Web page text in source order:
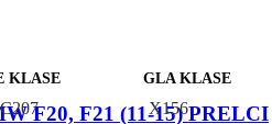
KLASE
C207
GLA KLASE
X156
F20, F21 (11-15) PRELCI